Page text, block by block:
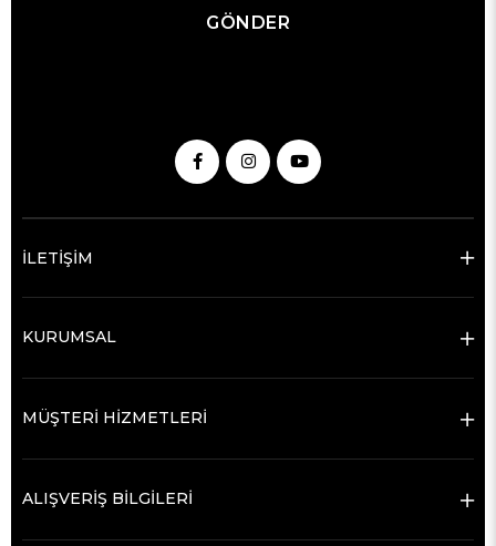
GÖNDER
İLETİŞİM
KURUMSAL
MÜŞTERİ HİZMETLERİ
ALIŞVERİŞ BİLGİLERİ